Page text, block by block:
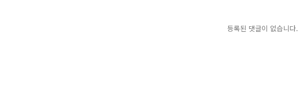
등록된 댓글이 없습니다.